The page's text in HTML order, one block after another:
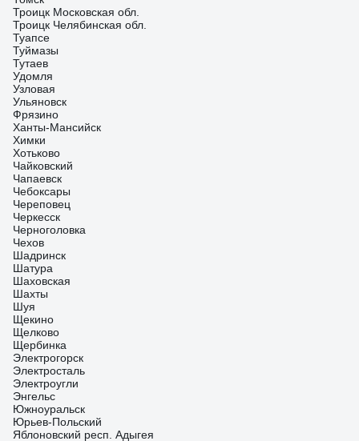
Троицк Московская обл.
Троицк Челябинская обл.
Туапсе
Туймазы
Тутаев
Удомля
Узловая
Ульяновск
Фрязино
Ханты-Мансийск
Химки
Хотьково
Чайковский
Чапаевск
Чебоксары
Череповец
Черкесск
Черноголовка
Чехов
Шадринск
Шатура
Шаховская
Шахты
Шуя
Щекино
Щелково
Щербинка
Электрогорск
Электросталь
Электроугли
Энгельс
Южноуральск
Юрьев-Польский
Яблоновский респ. Адыгея